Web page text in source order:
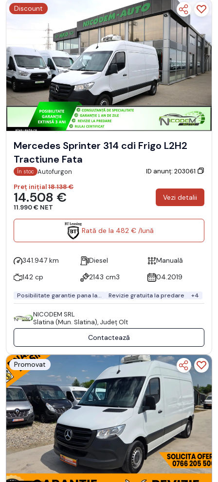
Discount
Mercedes Sprinter 314 cdi Frigo L2H2
Tractiune Fata
În stoc Autofurgon
ID anunț: 203061
Preț inițial18.138 €
14.508 €
11.990 € NET
Vezi detalii
Rată de la 482 € /lună
341.947 km Diesel
Manuală
142 cp
2143 cm3 04.2019
Posibilitate garantie pana la... Revizie gratuita la predare +4
NICODEM SRL
Slatina (Mun. Slatina), Județ Olt
Contactează
Promovat